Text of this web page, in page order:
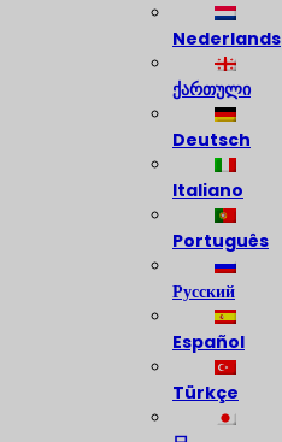
Nederlands
ქართული
Deutsch
Italiano
Português
Русский
Español
Türkçe